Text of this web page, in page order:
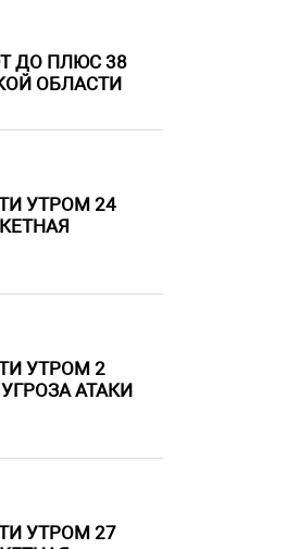
ДО ПЛЮС 38
ОБЛАСТИ
УТРОМ 24
УТРОМ 2
АТАКИ
УТРОМ 27